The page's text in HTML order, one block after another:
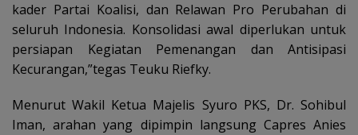
kader Partai Koalisi, dan Relawan Pro Perubahan di
seluruh Indonesia. Konsolidasi awal diperlukan untuk
persiapan Kegiatan Pemenangan dan Antisipasi
Kecurangan,”tegas Teuku Riefky.
Menurut Wakil Ketua Majelis Syuro PKS, Dr. Sohibul
Iman, arahan yang dipimpin langsung Capres Anies